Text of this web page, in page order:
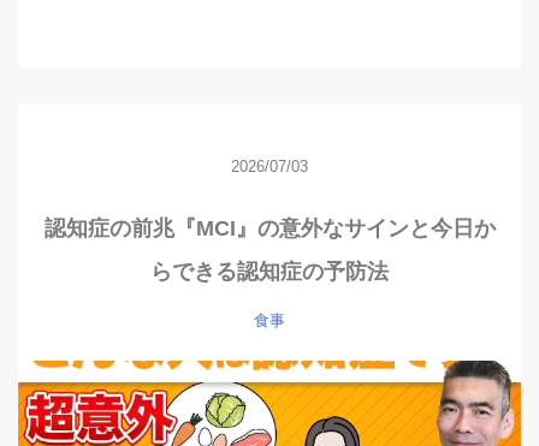
2026/07/03
認知症の前兆『MCI』の意外なサインと今日か
らできる認知症の予防法
食事